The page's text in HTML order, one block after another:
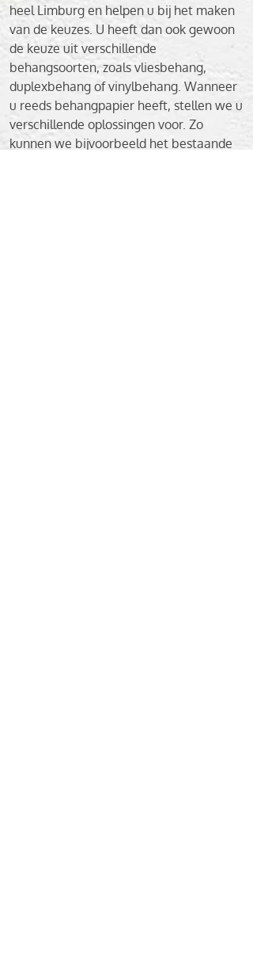
heel Limburg en helpen u bij het maken
van de keuzes. U heeft dan ook gewoon
de keuze uit verschillende
behangsoorten, zoals vliesbehang,
duplexbehang of vinylbehang. Wanneer
u reeds behangpapier heeft, stellen we u
verschillende oplossingen voor. Zo
kunnen we bijvoorbeeld het bestaande